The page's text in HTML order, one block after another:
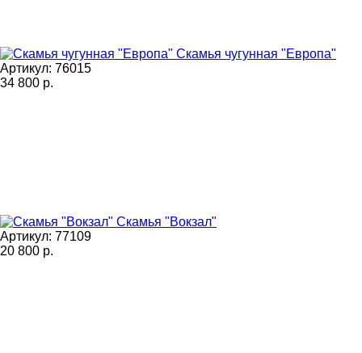
Скамья чугунная "Европа"
Артикул: 76015
34 800 р.
Скамья "Вокзал"
Артикул: 77109
20 800 р.